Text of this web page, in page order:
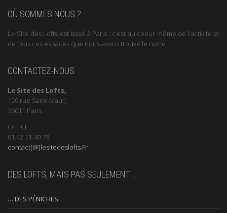
OÙ SOMMES NOUS ?
Le Site des Lofts est basé à Paris : c’est au coeur même de l’activité et
de tous ces espaces que nous avons trouvé le notre.
CONTACTEZ-NOUS
Le Site des Lofts,
159 rue Saint-Maur,
75011 Paris
OFFICE
01.42.71.40.79
contact[@]lesitedeslofts.Fr
DES LOFTS, MAIS PAS SEULEMENT …
… DES PÉNICHES